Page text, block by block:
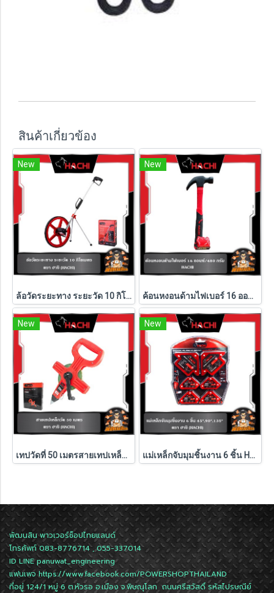
สินค้าเกี่ยวข้อง
New
ล้อวัดระยะทาง ระยะวัด 10 กิโลเมตร HACHI
New
ค้อนหงอนด้ามไฟเบอร์ 16 ออนซ์/480 กรัม HACHI
New
เทปวัดที่ 50 เมตรสายเทปเหล็ก HACHI
New
แม่เหล็กจับมุมชิ้นงาน 6 ชิ้น HACHI (เข้ามุม 45°,90°,135°)
พัฒนสิน พาวเวอร์ช็อปไทยแลนด์
โทรศัพท์ 083-8776714 , 055-337014
ID LINEpanuwat_engineering
แฟนเพจhttps://www.facebook.com/POWERSHOPTHAILAND
ที่อยู่ 124/1 หมู่ 6 ต.หัวรอ อ.เมือง จ.พิษณุโลก ถนนศรีสวัสดิ์ รหัสไปรษณีย์